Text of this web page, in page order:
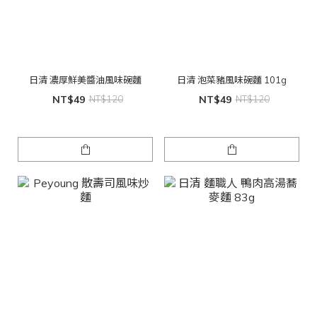
日清 濃厚鮮美醬油風味碗麵
NT$49 NT$120
日清 泡菜豬風味碗麵 101g
NT$49 NT$120